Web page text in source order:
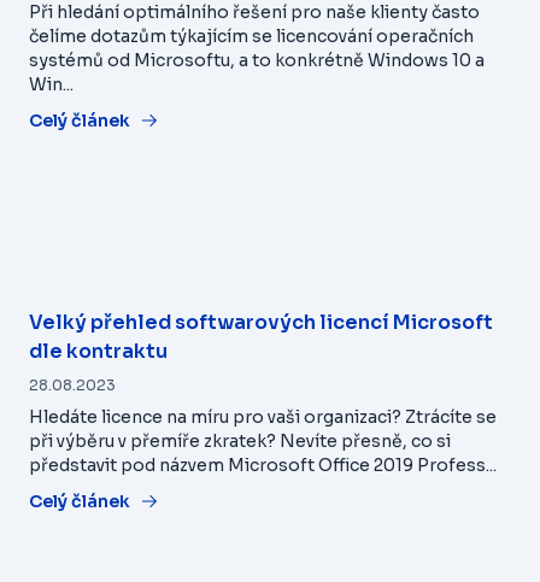
Při hledání optimálního řešení pro naše klienty často
čelíme dotazům týkajícím se licencování operačních
systémů od Microsoftu, a to konkrétně Windows 10 a
Win...
Celý článek
Velký přehled softwarových licencí Microsoft
dle kontraktu
28.08.2023
Hledáte licence na míru pro vaši organizaci? Ztrácíte se
při výběru v přemíře zkratek? Nevíte přesně, co si
představit pod názvem Microsoft Office 2019 Profess...
Celý článek